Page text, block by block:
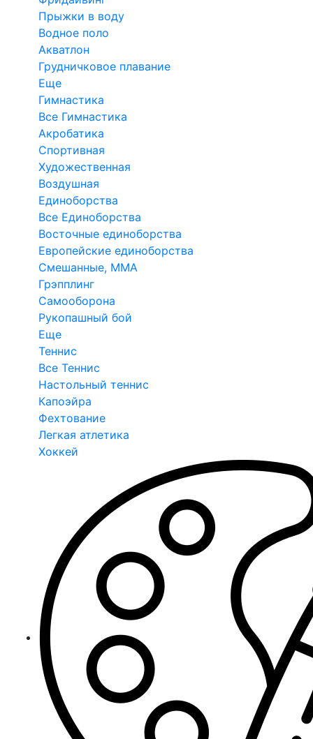
Прыжки в воду
Водное поло
Акватлон
Грудничковое плавание
Еще
Гимнастика
Все Гимнастика
Акробатика
Спортивная
Художественная
Воздушная
Единоборства
Все Единоборства
Восточные единоборства
Европейские единоборства
Смешанные, ММА
Грэпплинг
Самооборона
Рукопашный бой
Еще
Теннис
Все Теннис
Настольный теннис
Капоэйра
Фехтование
Легкая атлетика
Хоккей